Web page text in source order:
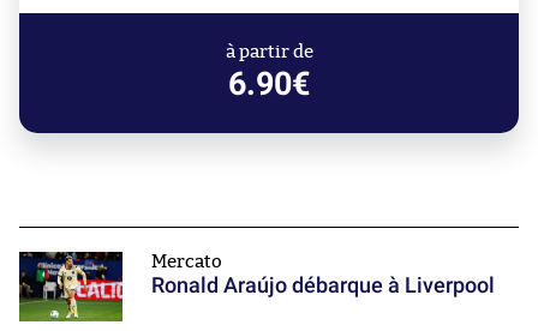
à partir de
6.90€
Mercato
Ronald Araújo débarque à Liverpool